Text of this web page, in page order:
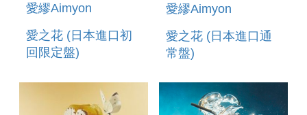
愛繆Aimyon
愛之花 (日本進口初
回限定盤)
愛繆Aimyon
愛之花 (日本進口通
常盤)